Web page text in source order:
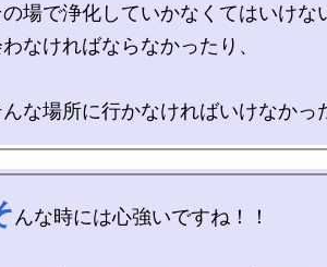
の場で浄化していかなくてはいけな
なければならなかったり、
んな時には心強いですね！！